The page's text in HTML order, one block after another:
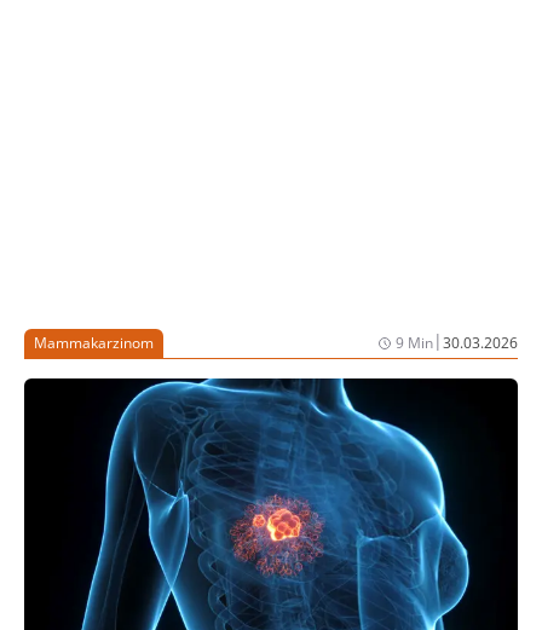
Bleomycin + Etoposid + Cisplatin (BEP)-Schema. Trotz
sehr günstig mit Überlebensraten von über 90%.
Rezidive sind selten und werden individuell
multimodal behandelt.
Mammakarzinom 9 Min|30.03.2026